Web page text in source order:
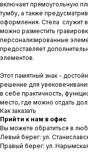
включает прямоугольную
тумбу, а также
оформления. Стела служит
можно разместить
персонализированные
предоставляет
элементов.
Этот памятный знак -
решение для
в себе практичность,
место, где можно отдать
Как заказать
Прийти к нам в офис
Вы можете обратиться в
Левый берег: ул.
Правый берег: ул.